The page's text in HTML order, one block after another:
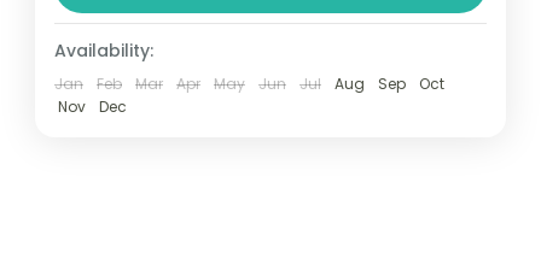
automobile, train, boat, bus, airplane, or
other...
1 Person
Availability:
Jan Feb Mar Apr May Jun Jul Aug Sep
Oct
Nov
Dec